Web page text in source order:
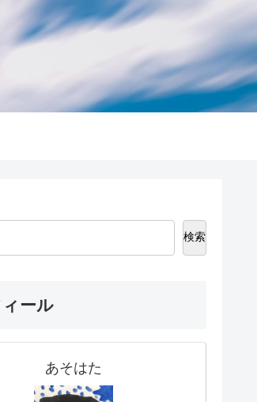
検索
ール
あそはた